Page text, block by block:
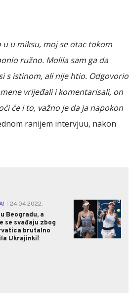
u miksu, moj se otac tokom
ružno. Molila sam ga da
s istinom, ali nije htio. Odgovorio
vrijeđali i komentarisali, on
će i to, važno je da ja napokon
ranijem intervjuu, nakon
24.04.2022.
Beogradu, a
se svađaju zbog
brutalno
Ukrajinki!
0